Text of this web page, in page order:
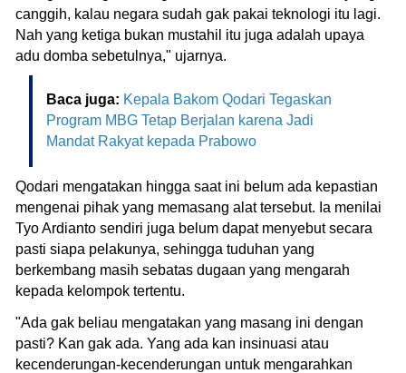
canggih, kalau negara sudah gak pakai teknologi itu lagi.
Nah yang ketiga bukan mustahil itu juga adalah upaya
adu domba sebetulnya," ujarnya.
Baca juga: Kepala Bakom Qodari Tegaskan
Program MBG Tetap Berjalan karena Jadi
Mandat Rakyat kepada Prabowo
Qodari mengatakan hingga saat ini belum ada kepastian
mengenai pihak yang memasang alat tersebut. Ia menilai
Tyo Ardianto sendiri juga belum dapat menyebut secara
pasti siapa pelakunya, sehingga tuduhan yang
berkembang masih sebatas dugaan yang mengarah
kepada kelompok tertentu.
"Ada gak beliau mengatakan yang masang ini dengan
pasti? Kan gak ada. Yang ada kan insinuasi atau
kecenderungan-kecenderungan untuk mengarahkan